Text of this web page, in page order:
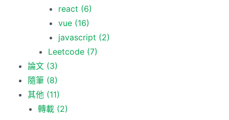
react (6)
vue (16)
javascript (2)
Leetcode (7)
論文 (3)
隨筆 (8)
其他 (11)
轉載 (2)